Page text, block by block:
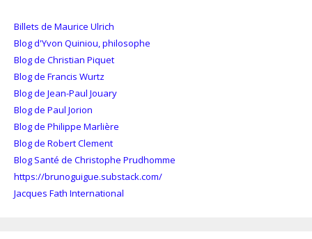
Billets de Maurice Ulrich
Blog d'Yvon Quiniou, philosophe
Blog de Christian Piquet
Blog de Francis Wurtz
Blog de Jean-Paul Jouary
Blog de Paul Jorion
Blog de Philippe Marlière
Blog de Robert Clement
Blog Santé de Christophe Prudhomme
https://brunoguigue.substack.com/
Jacques Fath International